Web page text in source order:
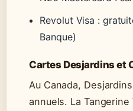
Revolut Visa :
Banque)
Cartes Desjardins et
Au Canada,
annuels. La